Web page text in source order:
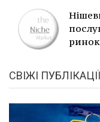
СВІЖІ ПУБЛІКАЦІЇ